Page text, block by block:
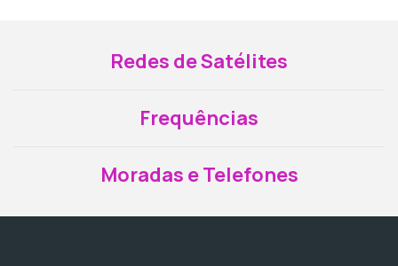
Redes de Satélites
Frequências
Moradas e Telefones